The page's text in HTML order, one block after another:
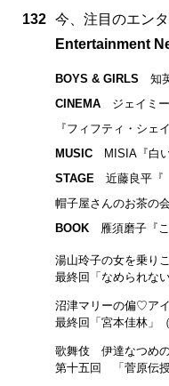
132 今、注目のエン
Entertainment
BOYS & GIRLS 知
CINEMA ジェイミ
『フィフティ・シェ
MUSIC MISIA『白い
STAGE 近藤良平『
帽子屋さんのお茶の会
BOOK 雁須磨子『こ
湯山玲子の女を乗り
最終回「なめられな
沼津マリーの偏♡ア
最終回「宮本佳林」
歌舞伎 伊達なつめの
第十五回 「菅原伝